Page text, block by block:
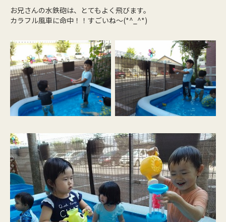
お兄さんの水鉄砲は、とてもよく飛びます。
カラフル風車に命中！！すごいね～(*^_^*)